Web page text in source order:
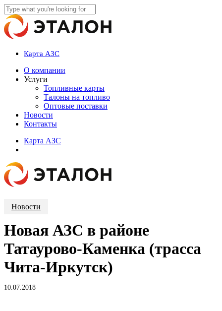
Skip
to
main
content
Close
Search
Карта АЗС
account
Menu
О компании
Услуги
Топливные карты
Талоны на топливо
Оптовые поставки
Новости
Контакты
Карта АЗС
Новости
Новая АЗС в районе
Татаурово-Каменка (трасса
Чита-Иркутск)
10.07.2018